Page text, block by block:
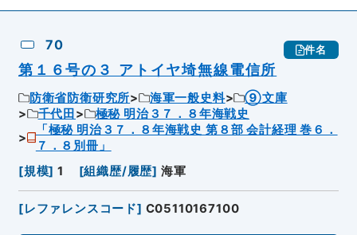
70 件名
第１６号の３ アトイヤ埼無線電信所
防衛省防衛研究所 海軍一般史料
⑨文庫
千代田
極秘 明治３７．８年海戦史
「極秘 明治３７．８年海戦史 第８部 会計経理 巻６．
７．８別冊」
[規模] 1 [組織歴/履歴] 海軍
[レファレンスコード] C05110167100